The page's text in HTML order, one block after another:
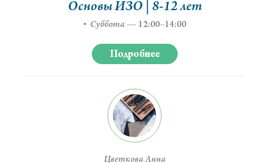
Основы ИЗО | 8-12 лет
Суббота — 12:00–14:00
Подробнее
Цветкова Анна